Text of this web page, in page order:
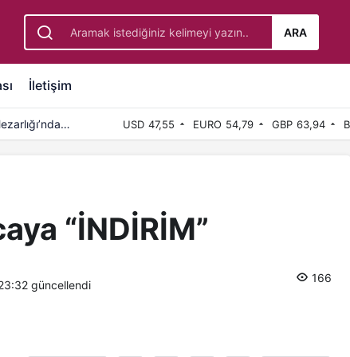
ARA
İletişim
USD 47,55 EURO 54,79 GBP 63,94
“İNDİRİM”
güncellendi
166